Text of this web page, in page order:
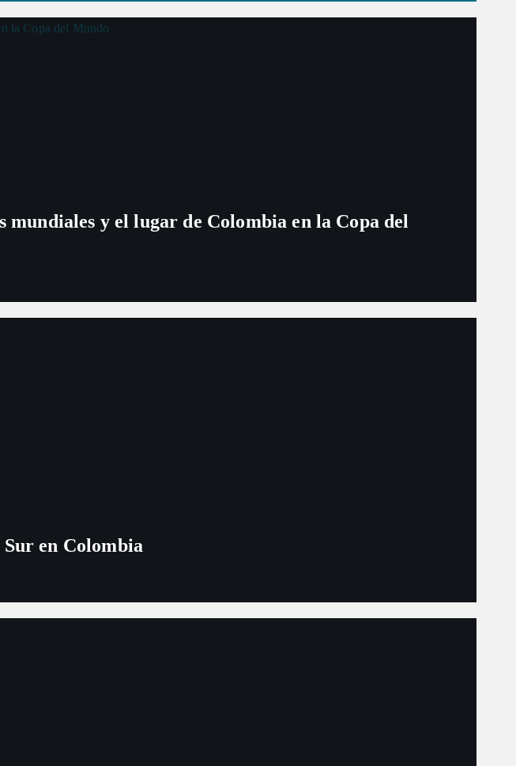
y el lugar de Colombia en la Copa del
en Colombia